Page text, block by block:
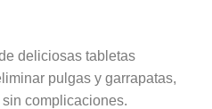
deliciosas tabletas
pulgas y garrapatas,
complicaciones.